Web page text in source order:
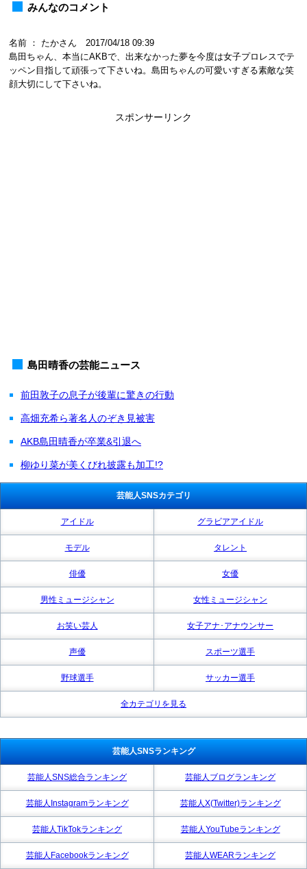
みんなのコメント
名前 ： たかさん 2017/04/18 09:39
島田ちゃん、本当にAKBで、出来なかった夢を今度は女子プロレスでテ
ッペン目指して頑張って下さいね。島田ちゃんの可愛いすぎる素敵な笑
顔大切にして下さいね。
スポンサーリンク
島田晴香の芸能ニュース
前田敦子の息子が後輩に驚きの行動
高畑充希ら著名人のぞき見被害
AKB島田晴香が卒業&引退へ
柳ゆり菜が美くびれ披露も加工!?
芸能人SNSカテゴリ
アイドル グラビアアイドル
モデル タレント
俳優 女優
男性ミュージシャン 女性ミュージシャン
お笑い芸人 女子アナ･アナウンサー
声優 スポーツ選手
野球選手 サッカー選手
全カテゴリを見る
芸能人SNSランキング
芸能人SNS総合ランキング 芸能人ブログランキング
芸能人Instagramランキング 芸能人X(Twitter)ランキング
芸能人TikTokランキング 芸能人YouTubeランキング
芸能人Facebookランキング 芸能人WEARランキング